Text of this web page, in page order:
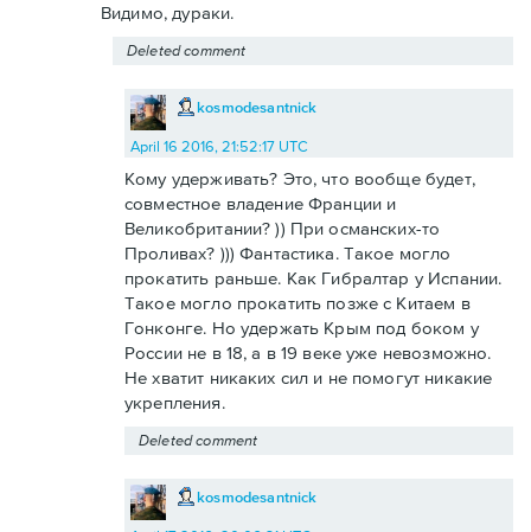
Видимо, дураки.
Deleted comment
kosmodesantnick
April 16 2016, 21:52:17 UTC
Кому удерживать? Это, что вообще будет,
совместное владение Франции и
Великобритании? )) При османских-то
Проливах? ))) Фантастика. Такое могло
прокатить раньше. Как Гибралтар у Испании.
Такое могло прокатить позже с Китаем в
Гонконге. Но удержать Крым под боком у
России не в 18, а в 19 веке уже невозможно.
Не хватит никаких сил и не помогут никакие
укрепления.
Deleted comment
kosmodesantnick